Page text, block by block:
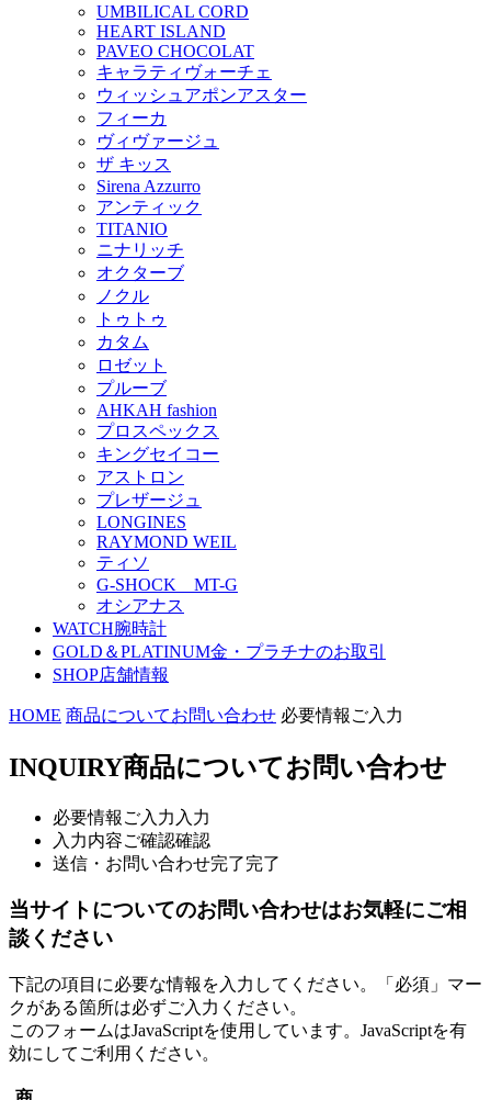
UMBILICAL CORD
HEART ISLAND
PAVEO CHOCOLAT
キャラティヴォーチェ
ウィッシュアポンアスター
フィーカ
ヴィヴァージュ
ザ キッス
Sirena Azzurro
アンティック
TITANIO
ニナリッチ
オクターブ
ノクル
トゥトゥ
カタム
ロゼット
プルーブ
AHKAH fashion
プロスペックス
キングセイコー
アストロン
プレザージュ
LONGINES
RAYMOND WEIL
ティソ
G-SHOCK MT-G
オシアナス
WATCH腕時計
GOLD＆PLATINUM金・プラチナのお取引
SHOP店舗情報
HOME 商品についてお問い合わせ 必要情報ご入力
INQUIRY商品についてお問い合わせ
必要情報ご入力 入力
入力内容ご確認確認
送信・お問い合わせ完了完了
当サイトについてのお問い合わせはお気軽にご相
談ください
下記の項目に必要な情報を入力してください。「必須」マー
クがある箇所は必ずご入力ください。
このフォームはJavaScriptを使用しています。JavaScriptを有
効にしてご利用ください。